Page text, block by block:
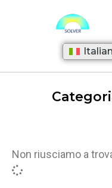
Non riusciamo a